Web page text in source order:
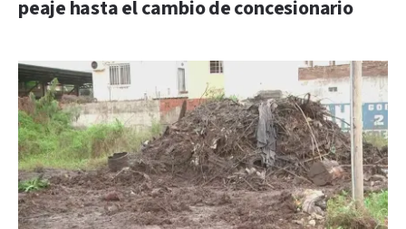
peaje hasta el cambio de concesionario